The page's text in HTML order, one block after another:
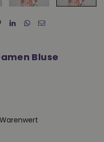
Bluse